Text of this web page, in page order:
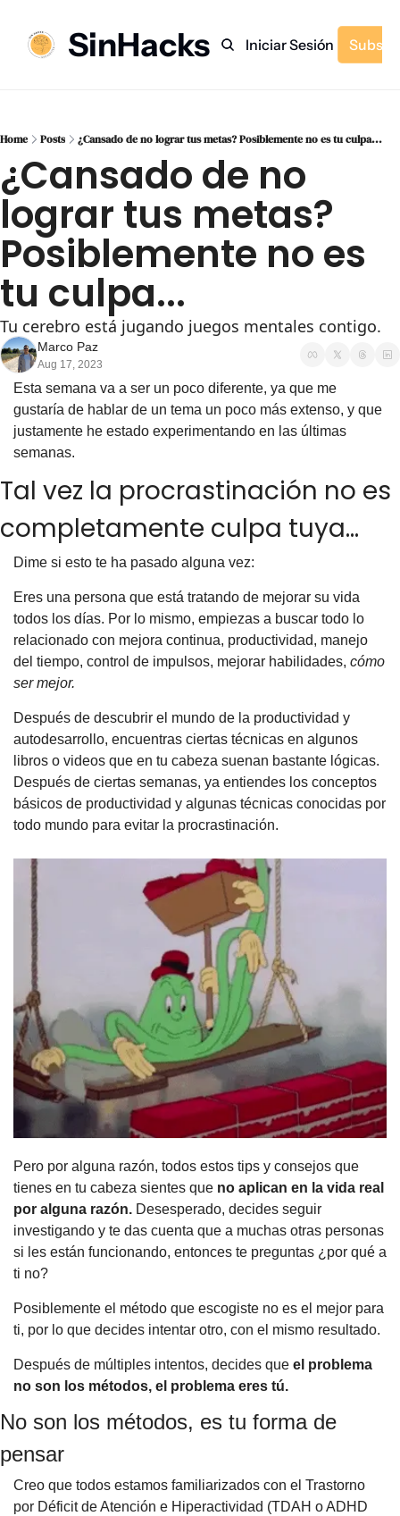
SinHacks
Inicio Archivo Etiquetas Recomendaciones
Iniciar Sesión
Home Posts ¿Cansado de no lograr tus metas? Posiblemente no es tu culpa...
¿Cansado de no
lograr tus metas?
Posiblemente no es
tu culpa...
Tu cerebro está jugando juegos mentales contigo.
Marco Paz
Aug 17, 2023
Esta semana va a ser un poco diferente, ya que me
gustaría de hablar de un tema un poco más extenso, y que
justamente he estado experimentando en las últimas
semanas.
Tal vez la procrastinación no es
completamente culpa tuya…
Dime si esto te ha pasado alguna vez:
Eres una persona que está tratando de mejorar su vida
todos los días. Por lo mismo, empiezas a buscar todo lo
relacionado con mejora continua, productividad, manejo
del tiempo, control de impulsos, mejorar habilidades, cómo
ser mejor.
Después de descubrir el mundo de la productividad y
autodesarrollo, encuentras ciertas técnicas en algunos
libros o videos que en tu cabeza suenan bastante lógicas.
Después de ciertas semanas, ya entiendes los conceptos
básicos de productividad y algunas técnicas conocidas por
todo mundo para evitar la procrastinación.
Pero por alguna razón, todos estos tips y consejos que
tienes en tu cabeza sientes que no aplican en la vida real
por alguna razón. Desesperado, decides seguir
investigando y te das cuenta que a muchas otras personas
si les están funcionando, entonces te preguntas ¿por qué a
ti no?
Posiblemente el método que escogiste no es el mejor para
ti, por lo que decides intentar otro, con el mismo resultado.
Después de múltiples intentos, decides que el problema
no son los métodos, el problema eres tú.
No son los métodos, es tu forma de
pensar
Creo que todos estamos familiarizados con el Trastorno
por Déficit de Atención e Hiperactividad (TDAH o ADHD